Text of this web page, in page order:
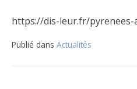
https://dis-leur.fr/pyrenees-
Publié dans Actualités